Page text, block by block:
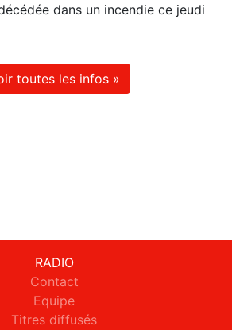
dans un incendie ce jeudi
toutes les infos »
RADIO
Contact
Equipe
Titres diffusés